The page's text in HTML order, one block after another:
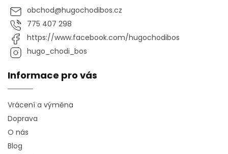
obchod@hugochodibos.cz
775 407 298
https://www.facebook.com/hugochodibos
hugo_chodi_bos
Informace pro vás
Vrácení a výměna
Doprava
O nás
Blog